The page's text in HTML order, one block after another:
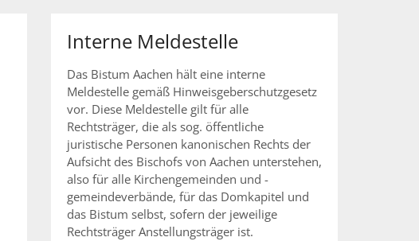
Interne Meldestelle
Das Bistum Aachen hält eine interne
Meldestelle gemäß Hinweisgeberschutzgesetz
vor. Diese Meldestelle gilt für alle
Rechtsträger, die als sog. öffentliche
juristische Personen kanonischen Rechts der
Aufsicht des Bischofs von Aachen unterstehen,
also für alle Kirchengemeinden und -
gemeindeverbände, für das Domkapitel und
das Bistum selbst, sofern der jeweilige
Rechtsträger Anstellungsträger ist.